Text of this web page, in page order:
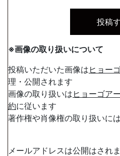
※画像の取り扱いについて
投稿いただいた画像は ヒョー
理・公開されます
画像の取り扱いは ヒョーゴア
約に従います
著作権や肖像権の取り扱いに
メールアドレスは公開はされ